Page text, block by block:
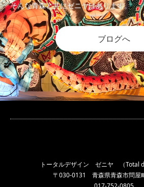
そんな青森と共にゼニヤはあります。
ブログへ
トータルデザイン ゼニヤ （Total
〒030-0131 青森県青森市問屋